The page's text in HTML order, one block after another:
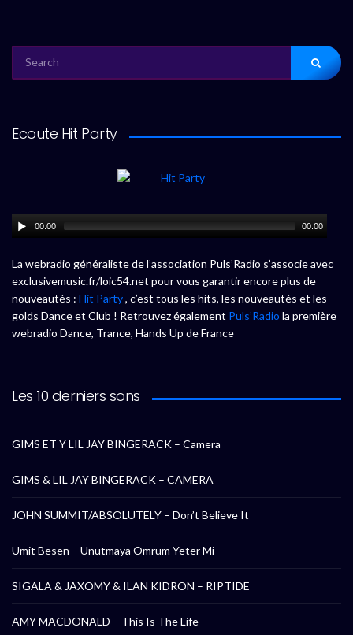
FOR:
Ecoute Hit Party
00:00 00:00
La webradio généraliste de l’association Puls’Radio s’associe avec
exclusivemusic.fr/loic54.net pour vous garantir encore plus de
nouveautés : Hit Party, c’est tous les hits, les nouveautés et les
golds Dance et Club ! Retrouvez également Puls’Radio la première
webradio Dance, Trance, Hands Up de France
Les 10 derniers sons
GIMS ET Y LIL JAY BINGERACK – Camera
GIMS & LIL JAY BINGERACK – CAMERA
JOHN SUMMIT/ABSOLUTELY – Don’t Believe It
Umit Besen – Unutmaya Omrum Yeter Mi
SIGALA & JAXOMY & ILAN KIDRON – RIPTIDE
AMY MACDONALD – This Is The Life